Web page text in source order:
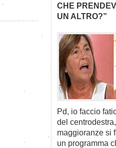
CHE
UN ALTRO?”
Pd, io faccio
del
maggioranze si
un programma